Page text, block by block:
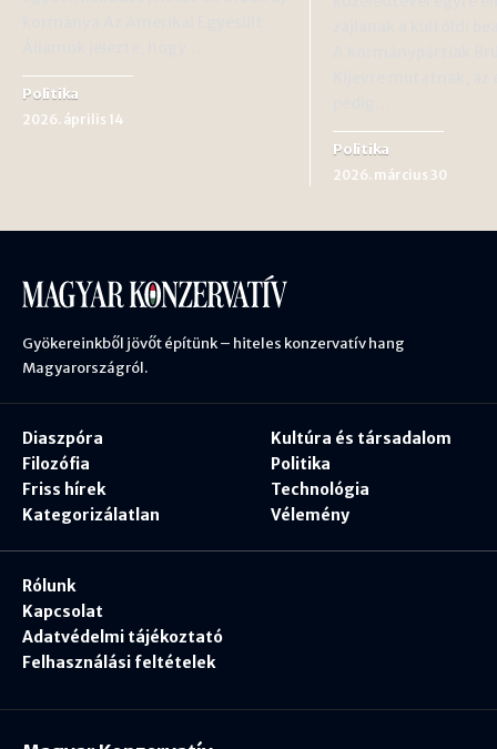
Politika
2026. április 14
Politika
2026. március 30
Gyökereinkből jövőt építünk – hiteles konzervatív hang
Magyarországról.
Diaszpóra
Filozófia
Friss hírek
Kategorizálatlan
Kultúra és társadalom
Politika
Technológia
Vélemény
Rólunk
Kapcsolat
Adatvédelmi tájékoztató
Felhasználási feltételek